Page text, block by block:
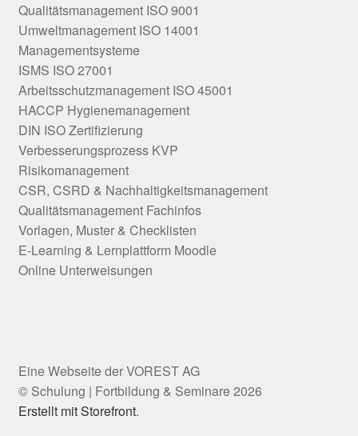
Qualitätsmanagement ISO 9001
Umweltmanagement ISO 14001
Managementsysteme
ISMS ISO 27001
Arbeitsschutzmanagement ISO 45001
HACCP Hygienemanagement
DIN ISO Zertifizierung
Verbesserungsprozess KVP
Risikomanagement
CSR, CSRD & Nachhaltigkeitsmanagement
Qualitätsmanagement Fachinfos
Vorlagen, Muster & Checklisten
E-Learning & Lernplattform Moodle
Online Unterweisungen
© Schulung | Fortbildung & Seminare 2026
Erstellt mit Storefront.